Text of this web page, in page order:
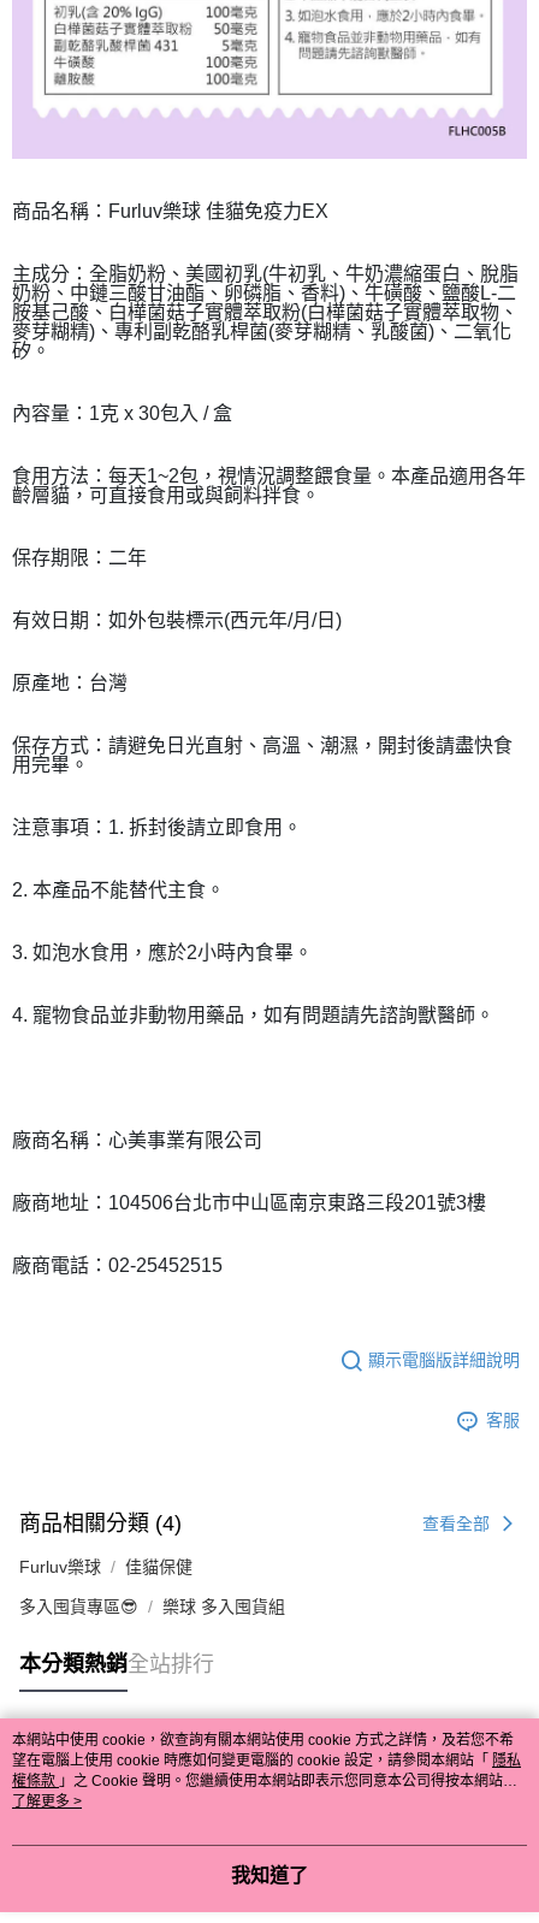
商品名稱：Furluv樂球 佳貓免疫力EX
主成分：全脂奶粉、美國初乳(牛初乳、牛奶濃縮蛋白、脫脂
奶粉、中鏈三酸甘油酯、卵磷脂、香料)、牛磺酸、鹽酸L-二
胺基己酸、白樺菌菇子實體萃取粉(白樺菌菇子實體萃取物、
麥芽糊精)、專利副乾酪乳桿菌(麥芽糊精、乳酸菌)、二氧化
矽。
內容量：1克 x 30包入 / 盒
食用方法：每天1~2包，視情況調整餵食量。本產品適用各年
齡層貓，可直接食用或與飼料拌食。
保存期限：二年
有效日期：如外包裝標示(西元年/月/日)
原產地：台灣
保存方式：請避免日光直射、高溫、潮濕，開封後請盡快食
用完畢。
注意事項：1. 拆封後請立即食用。
2. 本產品不能替代主食。
3. 如泡水食用，應於2小時內食畢。
4. 寵物食品並非動物用藥品，如有問題請先諮詢獸醫師。
廠商名稱：心美事業有限公司
廠商地址：104506台北市中山區南京東路三段201號3樓
廠商電話：02-25452515
顯示電腦版詳細說明
客服
商品相關分類 (4) 查看全部
Furluv樂球 佳貓保健
多入囤貨專區😎 樂球 多入囤貨組
本分類熱銷全站排行
熱門標籤
本網站中使用 cookie，欲查詢有關本網站使用 cookie 方式之詳情，及若您不希
望在電腦上使用 cookie 時應如何變更電腦的 cookie 設定，請參閱本網站「 隱私
權條款 」之 Cookie 聲明。您繼續使用本網站即表示您同意本公司得按本網站使
用條款之 Cookie 聲明使用 cookie。
了解更多 >
我知道了